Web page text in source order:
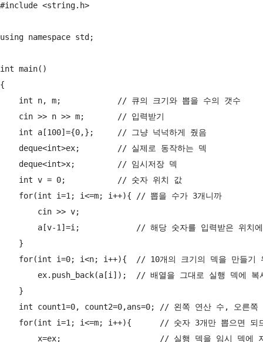
#include <string.h>
using namespace std;
int main()
{
    int n, m;            // 큐의 크기와 뽑을 수의 갯수
    cin >> n >> m;       // 입력받기
    int a[100]={0,};     // 그냥 넉넉하게 줬음
    deque<int>ex;        // 실제로 동작하는 덱
    deque<int>x;         // 임시저장 덱
    int v = 0;           // 숫자 위치 값
    for(int i=1; i<=m; i++){ // 뽑을 수가 3개니까
        cin >> v;
a[v-1]=i;            // 해당 숫자를 입력받은 위치에
    }
for(int i=0; i<n; i++){  // 10개의 크기의 덱을 만들기
ex.push_back(a[i]);  // 배열을 그대로 실행 덱에 복
    }
int count1=0, count2=0,ans=0; // 왼쪽 연산 수, 오른쪽
for(int i=1; i<=m; i++){      // 숫자 3개만 뽑으면 되
x=ex;                     // 실행 덱을 임시 덱에